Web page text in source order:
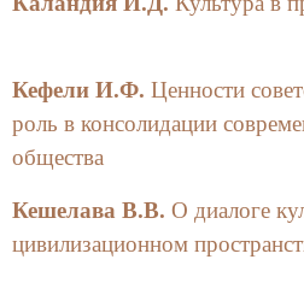
Кефели И.Ф. Ценности
роль в консолидации
общества
Кешелава В.В. О диалоге
цивилизационном